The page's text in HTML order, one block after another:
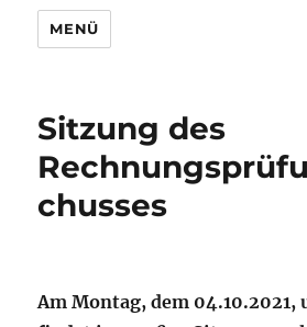
MENÜ
Sitzung des
chusses
Am Montag, dem 04.10.2021,